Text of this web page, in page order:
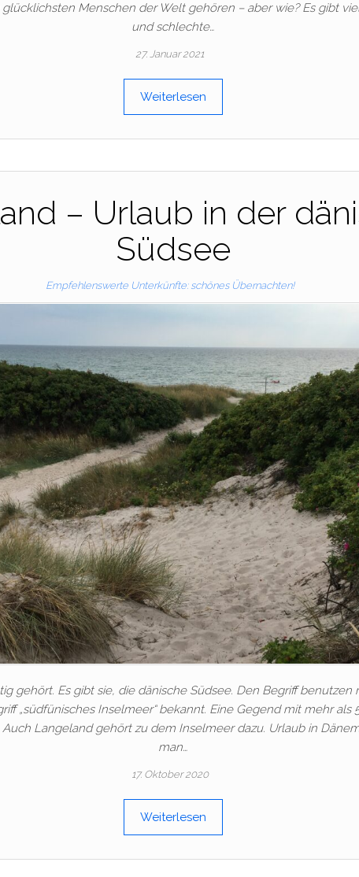
Menschen der Welt gehören – aber wie? Es gibt
und schlechte…
27. Januar 2021
Weiterlesen
– Urlaub in der
Südsee
Empfehlenswerte Unterkünfte: schönes Übernachten!
gehört. Es gibt sie, die dänische Südsee. Den Begriff benutzen
„südfünisches Inselmeer“ bekannt. Eine Gegend mit mehr als
Langeland gehört zu dem Inselmeer dazu. Urlaub in
man…
17. Oktober 2020
Weiterlesen